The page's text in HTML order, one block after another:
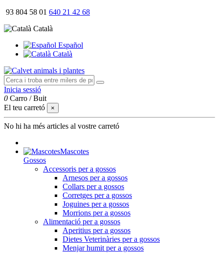
93 804 58 01 640 21 42 68
Català
Español
Català
Inicia sessió
0 Carro /Buit
El teu carretó
×
No hi ha més articles al vostre carretó
Mascotes
Gossos
Accessoris per a gossos
Arnesos per a gossos
Collars per a gossos
Corretges per a gossos
Joguines per a gossos
Morrions per a gossos
Alimentació per a gossos
Aperitius per a gossos
Dietes Veterinàries per a gossos
Menjar humit per a gossos